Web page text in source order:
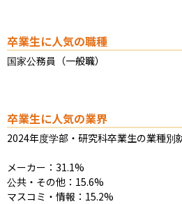
卒業生に人気の職種
国家公務員（一般職）
卒業生に人気の業界
2024年度学部・研究科卒業生の業種別
メーカー：31.1%
公共・その他：15.6%
マスコミ・情報：15.2%